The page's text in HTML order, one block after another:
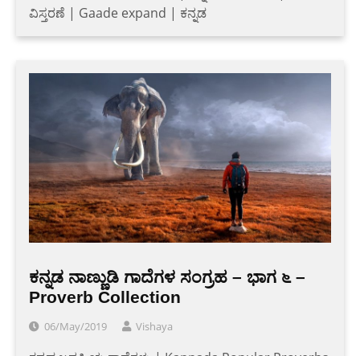
ವಿಸ್ತರಣೆ | Gaade expand | ಕನ್ನಡ
ಕನ್ನಡ ನಾಣ್ಣುಡಿ ಗಾದೆಗಳ ಸಂಗ್ರಹ – ಭಾಗ ೬ –
Proverb Collection
06/May/2019 Vishaya